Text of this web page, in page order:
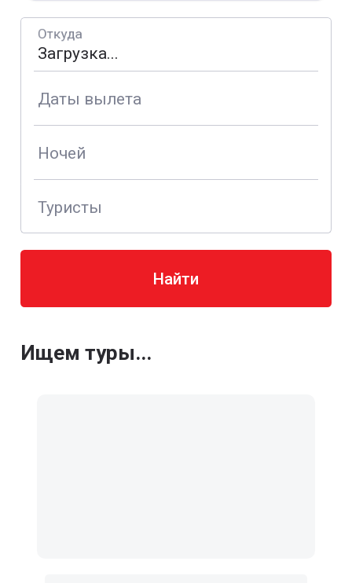
Откуда
Даты вылета
Ночей
Туристы
Найти
Ищем туры...